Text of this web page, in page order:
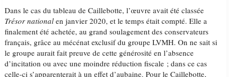
Dans le cas du tableau de Caillebotte, l’œuvre avait été classée
Trésor nationalen janvier 2020, et le temps était compté. Elle a
finalement été achetée, au grand soulagement des conservateurs
français, grâce au mécénat exclusif du groupe LVMH. On ne sait si
le groupe aurait fait preuve de cette générosité en l’absence
d’incitation ou avec une moindre réduction fiscale ; dans ce cas
celle-ci s’apparenterait à un effet d’aubaine. Pour le Caillebotte,